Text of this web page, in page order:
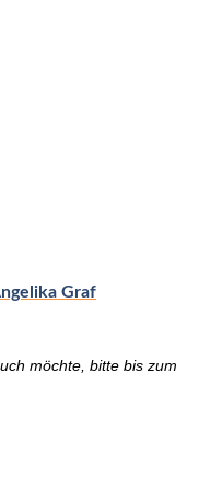
Graf
möchte, bitte bis zum